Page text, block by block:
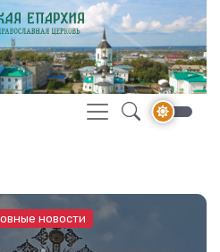
новости